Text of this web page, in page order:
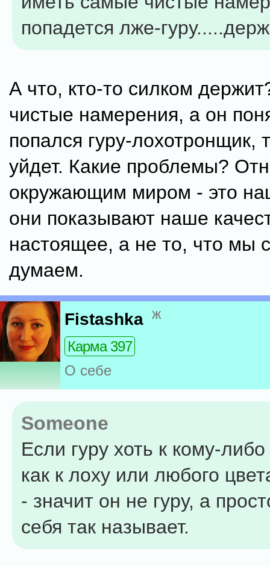
попадется лже-
А что, кто-то силком
чистые намерения, а он
попался гуру-лохотронщик,
уйдет. Какие проблемы?
окружающим миром - это
они показывают наше
настоящее, а не то, что мы
думаем.
Fistashka ж
Карма 397
О себе
Someone
Если гуру хоть к кому-либо
как к лоху или любого
- значит он не гуру, а
себя так называет.